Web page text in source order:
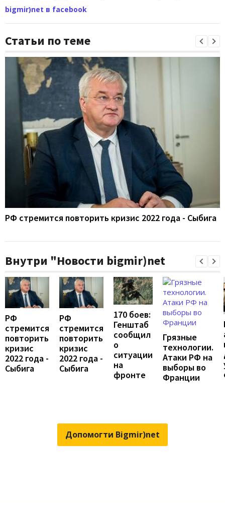
bigmir)net в facebook
Статьи по теме
РФ стремится повторить кризис 2022 года - Сыбига
Внутри "Новости bigmir)net
РФ
стремится
повторить
кризис
2022 года -
Сыбига
РФ
стремится
повторить
кризис
2022 года -
Сыбига
170 боев:
Генштаб
сообщил
о
ситуации
на
фронте
Грязные
технологии.
Атаки РФ на
выборы во
Франции
Допомогти Bigmir)net